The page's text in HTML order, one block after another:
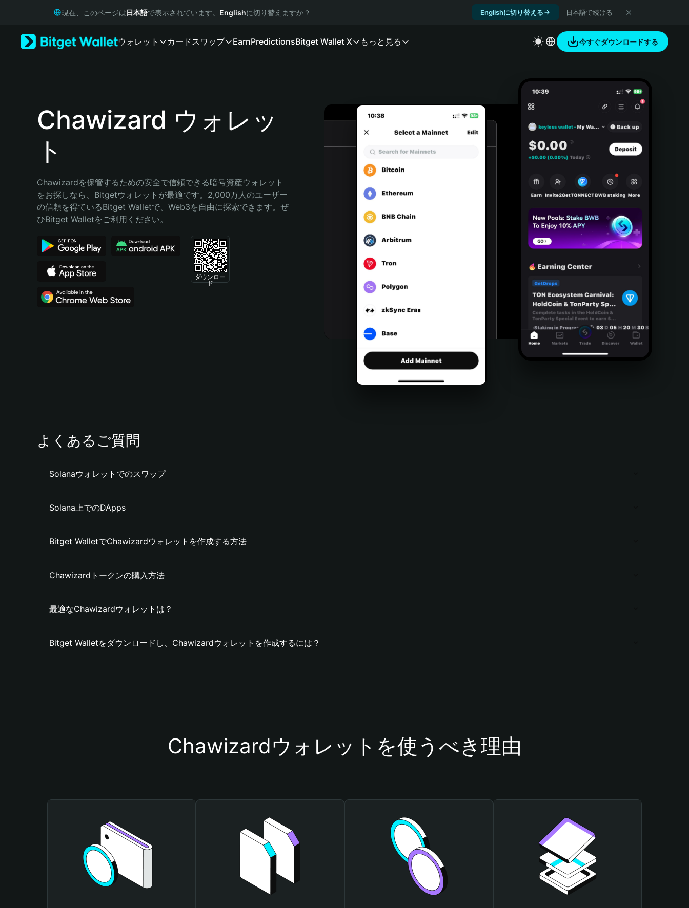
Русский
Português (Portugal)
Bahasa Indonesia
Português (Brasil)
Español (Argentina)
現在、このページは日本語で表示されています。 Englishに切り替えますか？ Englishに切り替える 日本語で続ける
ウォレット カードスワップ EarnPredictionsBitget Wallet X もっと見る 今すぐダウンロードする
Chawizard ウォレッ
ト
Chawizardを保管するための安全で信頼できる暗号資産ウォレット
をお探しなら、Bitgetウォレットが最適です。2,000万人のユーザー
の信頼を得ているBitget Walletで、Web3を自由に探索できます。ぜ
ひBitget Walletをご利用ください。
ダウンロー
ド
よくあるご質問
Solanaウォレットでのスワップ
Solana上でのDApps
Bitget WalletでChawizardウォレットを作成する方法
Chawizardトークンの購入方法
最適なChawizardウォレットは？
Bitget Walletをダウンロードし、Chawizardウォレットを作成するには？
Chawizardウォレットを使うべき理由